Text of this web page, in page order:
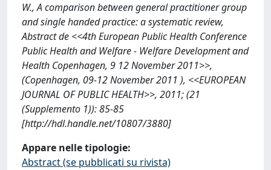
W., A comparison between general practitioner group
and single handed practice: a systematic review,
Abstract de <<4th European Public Health Conference
Public Health and Welfare - Welfare Development and
Health Copenhagen, 9 12 November 2011>>,
(Copenhagen, 09-12 November 2011 ), <<EUROPEAN
JOURNAL OF PUBLIC HEALTH>>, 2011; (21
(Supplemento 1)): 85-85
[http://hdl.handle.net/10807/3880]
Appare nelle tipologie:
Abstract (se pubblicati su rivista)